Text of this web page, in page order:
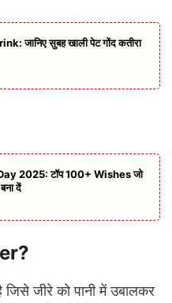
जानिए सुबह खाली पेट गोंद कतीरा
2025: टॉप 100+ Wishes जो
दें
जीरे को पानी में उबालकर